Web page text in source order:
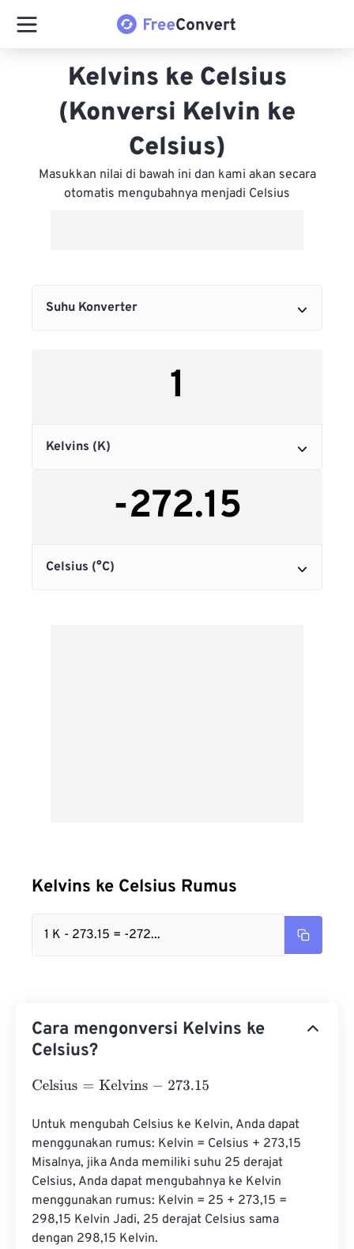
Kelvins ke Celsius
(Konversi Kelvin ke
Celsius)
Masukkan nilai di bawah ini dan kami akan secara
otomatis mengubahnya menjadi Celsius
Kelvins ke Celsius Rumus
1 K - 273.15 = -272...
Cara mengonversi Kelvins ke
Celsius?
Celsius= Kelvins-273.15
Untuk mengubah Celsius ke Kelvin, Anda dapat
menggunakan rumus: Kelvin = Celsius + 273,15
Misalnya, jika Anda memiliki suhu 25 derajat
Celsius, Anda dapat mengubahnya ke Kelvin
menggunakan rumus: Kelvin = 25 + 273,15 =
298,15 Kelvin Jadi, 25 derajat Celsius sama
dengan 298,15 Kelvin.